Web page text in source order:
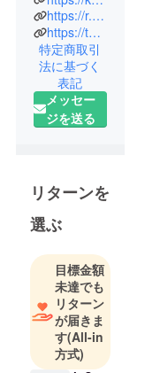
クセサリー
が並びま
す…✧
ハンドメイ
ド作家さま
の世界にひ
想いや熱意
をお届けす
る場とし
て、お客さ
まが作品を
手にした時
のどきどき
や、お出か
けにアクセ
https://r.goope.jp/kurumorizakka
https://twitter.com/kurumidream
特定商取引
法に基づく
表記
メッセー
ジを送る
リターンを
選ぶ
目標金額
未達でも
リターン
が届きま
す(All-in
方式)